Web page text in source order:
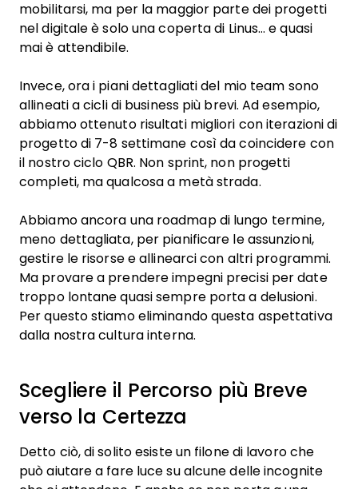
mobilitarsi, ma per la maggior parte dei progetti
nel digitale è solo una coperta di Linus… e quasi
mai è attendibile.
Invece, ora i piani dettagliati del mio team sono
allineati a cicli di business più brevi. Ad esempio,
abbiamo ottenuto risultati migliori con iterazioni di
progetto di 7-8 settimane così da coincidere con
il nostro ciclo QBR. Non sprint, non progetti
completi, ma qualcosa a metà strada.
Abbiamo ancora una roadmap di lungo termine,
meno dettagliata, per pianificare le assunzioni,
gestire le risorse e allinearci con altri programmi.
Ma provare a prendere impegni precisi per date
troppo lontane quasi sempre porta a delusioni.
Per questo stiamo eliminando questa aspettativa
dalla nostra cultura interna.
Scegliere il Percorso più Breve
verso la Certezza
Detto ciò, di solito esiste un filone di lavoro che
può aiutare a fare luce su alcune delle incognite